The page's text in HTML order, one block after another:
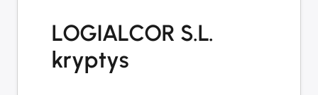
LOGIALCOR S.L.
kryptys